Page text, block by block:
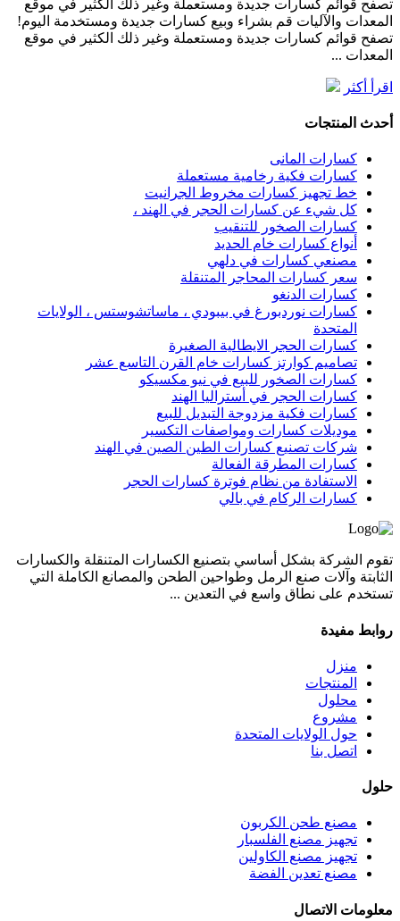
تصفح قوائم كسارات جديدة ومستعملة وغير ذلك الكثير في موقع
المعدات والآليات قم بشراء وبيع كسارات جديدة ومستخدمة اليوم!
تصفح قوائم كسارات جديدة ومستعملة وغير ذلك الكثير في موقع
المعدات ...
اقرأ أكثر
أحدث المنتجات
كسارات المانى
كسارات فكية رخامية مستعملة
خط تجهيز كسارات مخروط الجرانيت
كل شيء عن كسارات الحجر في الهند ،
كسارات الصخور للتنقيب
أنواع كسارات خام الحديد
مصنعي كسارات في دلهي
سعر كسارات المحاجر المتنقلة
كسارات الدنغو
كسارات نوردبورغ في بيبودي ، ماساتشوستس ، الولايات
المتحدة
كسارات الحجر الايطالية الصغيرة
تصاميم كوارتز كسارات خام القرن التاسع عشر
كسارات الصخور للبيع في نيو مكسيكو
كسارات الحجر في أستراليا الهند
كسارات فكية مزدوجة التبديل للبيع
موديلات كسارات ومواصفات التكسير
شركات تصنيع كسارات الطين الصين في الهند
كسارات المطرقة الفعالة
الاستفادة من نظام فوترة كسارات الحجر
كسارات الركام في بالي
تقوم الشركة بشكل أساسي بتصنيع الكسارات المتنقلة والكسارات
الثابتة وآلات صنع الرمل وطواحين الطحن والمصانع الكاملة التي
تستخدم على نطاق واسع في التعدين ...
روابط مفيدة
منزل
المنتجات
محلول
مشروع
حول الولايات المتحدة
اتصل بنا
حلول
مصنع طحن الكربون
تجهيز مصنع الفلسبار
تجهيز مصنع الكاولين
مصنع تعدين الفضة
معلومات الاتصال